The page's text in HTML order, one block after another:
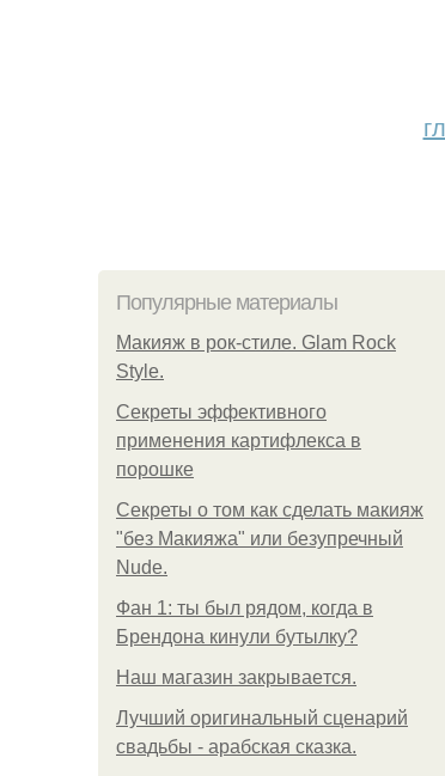
Популярные материалы
Макияж в рок-стиле. Glam Rock
Style.
Секреты эффективного
применения картифлекса в
порошке
Секреты о том как сделать макияж
"без Макияжа" или безупречный
Nude.
Фан 1: ты был рядом, когда в
Брендона кинули бутылку?
Нaш магaзин зaкрывaeтся.
Лучший оригинальный сценарий
свадьбы - арабская сказка.